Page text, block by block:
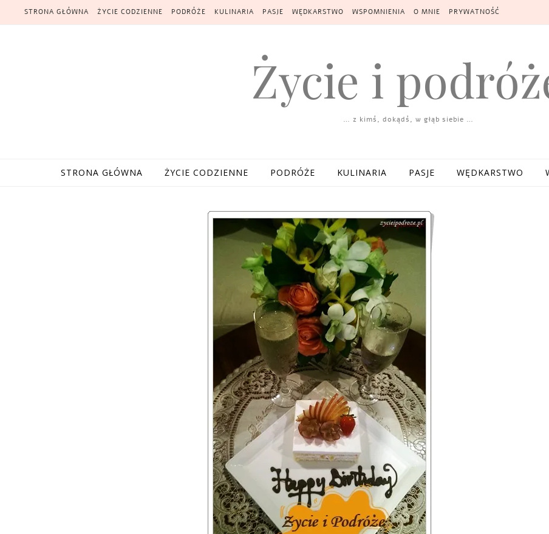
Skip to content
STRONA GŁÓWNA ŻYCIE CODZIENNE PODRÓŻE KULINARIA PASJE WĘDKARSTWO WSPOMNIENIA O MNIE PRYWATNOŚĆ
Życie i
… z kimś, dokądś, w głąb siebie …
STRONA GŁÓWNA ŻYCIE CODZIENNE PODRÓŻE KULINARIA PASJE WĘDKARSTWO